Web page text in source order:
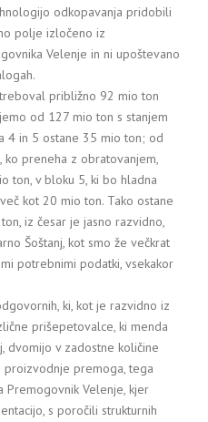
odkopavanja pridobili
polje izločeno iz
Velenje in ni upoštevano
približno 92 mio ton
od 127 mio ton s stanjem
4 in 5 ostane 35 mio ton; od
preneha z obratovanjem,
ton, v bloku 5, ki bo hladna
kot 20 mio ton. Tako ostane
iz česar je jasno razvidno,
Šoštanj, kot smo že večkrat
potrebnimi podatki, vsekakor
ki, kot je razvidno iz
prišepetovalce, ki menda
dvomijo v zadostne količine
premoga, tega
Premogovnik Velenje, kjer
s poročili strukturnih